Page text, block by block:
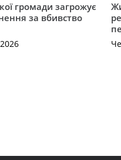
громади загрожує
за вбивство